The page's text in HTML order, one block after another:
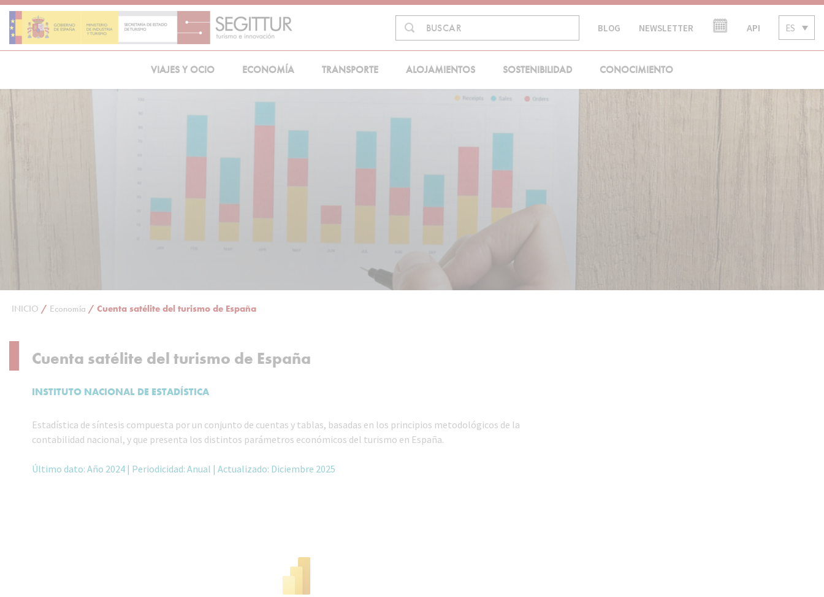
Skip
content
Buscar
BUSCAR BLOG NEWSLETTER API ES
VIAJES Y OCIO ECONOMÍA TRANSPORTE ALOJAMIENTOS SOSTENIBILIDAD CONOCIMIENTO
INICIO / Economía / Cuenta satélite del turismo de España
Cuenta satélite del turismo de España
INSTITUTO NACIONAL DE ESTADÍSTICA
Estadística de síntesis compuesta por un conjunto de cuentas y tablas, basadas en los principios metodológicos de la
contabilidad nacional, y que presenta los distintos parámetros económicos del turismo en España.
Último dato: Año 2024 | Periodicidad: Anual | Actualizado: Diciembre 2025